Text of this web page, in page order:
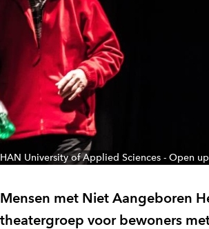
HAN University of Applied Sciences - Open
Mensen met Niet Aangeboren
theatergroep voor bewoners